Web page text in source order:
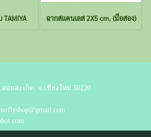
ฉากสแตนเลส 2X5 cm. (มือสอง)
ดอยสะเก็ด จ.เชียงใหม่ 50220